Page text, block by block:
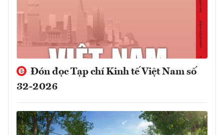
Đón đọc Tạp chí Kinh tế Việt Nam số
32-2026